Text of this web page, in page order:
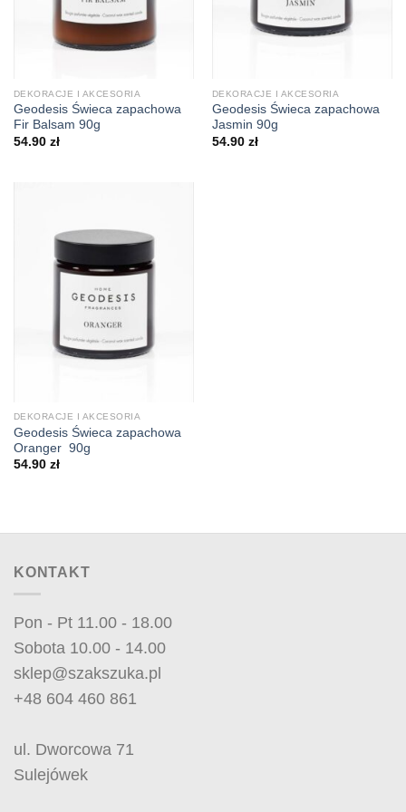
DEKORACJE I AKCESORIA
Geodesis Świeca zapachowa
Fir Balsam 90g
54.90 zł
DEKORACJE I AKCESORIA
Geodesis Świeca zapachowa
Jasmin 90g
54.90 zł
DEKORACJE I AKCESORIA
Geodesis Świeca zapachowa
Oranger 90g
54.90 zł
KONTAKT
Pon - Pt 11.00 - 18.00
Sobota 10.00 - 14.00
sklep@szakszuka.pl
+48 604 460 861
ul. Dworcowa 71
Sulejówek